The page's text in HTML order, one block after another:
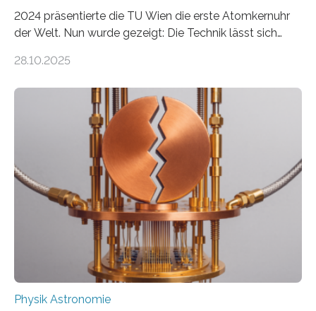
2024 präsentierte die TU Wien die erste Atomkernuhr
der Welt. Nun wurde gezeigt: Die Technik lässt sich
fundamentalen Physik nachzugehen. Thorium-
Messungen verwenden. Das hatte man jahrzehntelang
vermutet, weltweit war nach den passenden
Atomkern-Zuständen gesucht worden, 2024 gelang
einem Team der TU Wien mit Unterstützung
internationaler Partner der entscheidende Durchbruch:
Der lange diskutierte Thorium-Kernübergang wurde
gefunden. Kurz darauf konnte man zeigen, dass sich
Thorium tatsächlich nutzen lässt, um hochpräzise…
28.10.2025
Physik Astronomie